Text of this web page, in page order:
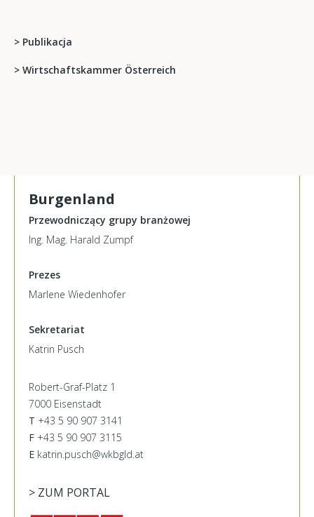
> Publikacja
> Wirtschaftskammer Österreich
Burgenland
Przewodniczący grupy branżowej
Ing. Mag. Harald Zumpf
Prezes
Marlene Wiedenhofer
Sekretariat
Katrin Pusch
Robert-Graf-Platz 1
7000 Eisenstadt
T +43 5 90 907 3141
F +43 5 90 907 3115
E katrin.pusch@wkbgld.at
> ZUM PORTAL